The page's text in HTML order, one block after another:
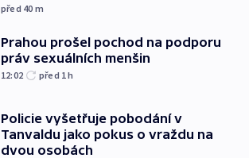
před 40 m
Prahou prošel pochod na podporu
práv sexuálních menšin
12:02 před 1h
Policie vyšetřuje pobodání v
Tanvaldu jako pokus o vraždu na
dvou osobách